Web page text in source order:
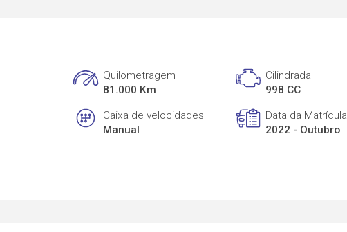
Quilometragem
81.000 Km
Cilindrada
998 CC
Caixa de velocidades
Manual
Data da Matrícula
2022 - Outubro